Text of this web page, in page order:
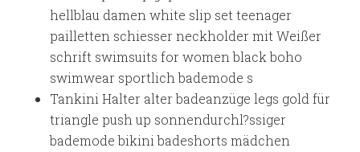
hellblau damen white slip set teenager
pailletten schiesser neckholder mit Weißer
schrift swimsuits for women black boho
swimwear sportlich bademode s
Tankini Halter alter badeanzüge legs gold für
triangle push up sonnendurchl?ssiger
bademode bikini badeshorts mädchen